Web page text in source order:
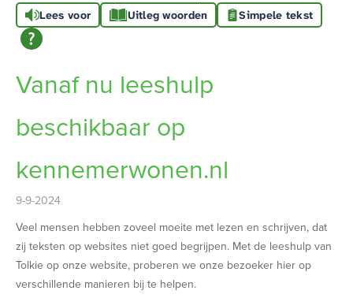
Lees voor Uitleg woorden Simpele tekst
Vanaf nu leeshulp
beschikbaar op
kennemerwonen.nl
9-9-2024
Veel mensen hebben zoveel moeite met lezen en schrijven, dat
zij teksten op websites niet goed begrijpen. Met de leeshulp van
Tolkie op onze website, proberen we onze bezoeker hier op
verschillende manieren bij te helpen.